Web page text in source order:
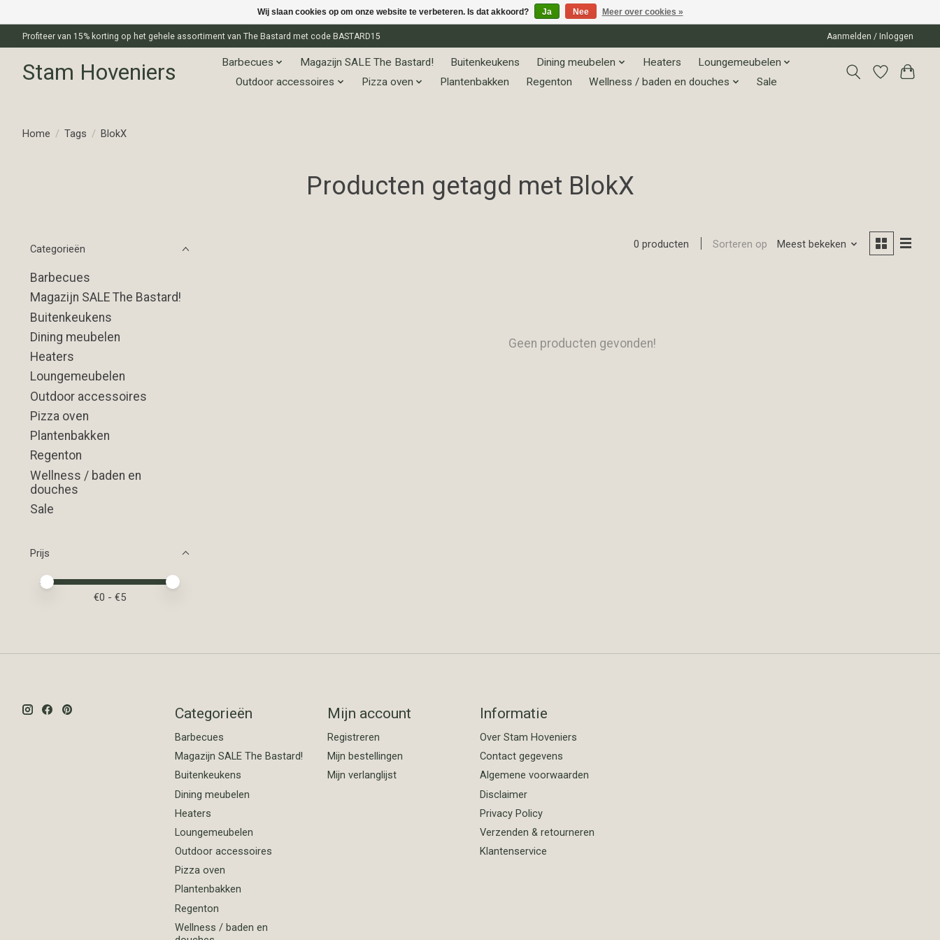
Profiteer van 15% korting op het gehele assortiment van The Bastard met code BASTARD15 Aanmelden / Inloggen
Stam Hoveniers Barbecues Magazijn SALE The Bastard! Buitenkeukens Dining meubelen Heaters
Loungemeubelen
Outdoor accessoires
Pizza oven Plantenbakken Regenton Wellness / baden en douches Sale
Home / Tags / BlokX
Producten getagd met BlokX
Categorieën
Barbecues
Magazijn SALE The Bastard!
Buitenkeukens
Dining meubelen
Heaters
Loungemeubelen
Outdoor accessoires
Pizza oven
Plantenbakken
Regenton
Wellness / baden en
douches
Sale
Prijs
Minimale prijswaarde
Price maximum value
€0 - €5
0 producten Sorteren op Meest bekeken
Geen producten gevonden!
Categorieën
Barbecues
Magazijn SALE The Bastard!
Buitenkeukens
Dining meubelen
Heaters
Loungemeubelen
Outdoor accessoires
Pizza oven
Plantenbakken
Regenton
Wellness / baden en
Mijn account
Registreren
Mijn bestellingen
Mijn verlanglijst
Informatie
Over Stam Hoveniers
Contact gegevens
Algemene voorwaarden
Disclaimer
Privacy Policy
Verzenden & retourneren
Klantenservice
Wij slaan cookies op om onze website te verbeteren. Is dat akkoord? Ja Nee Meer over cookies »